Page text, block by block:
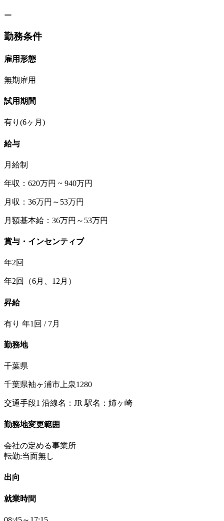
ー
勤務条件
雇用形態
無期雇用
試用期間
有り(6ヶ月)
給与
月給制
年収：620万円 ~ 940万円
月収：36万円～53万円
月額基本給：36万円～53万円
賞与・インセンティブ
年2回
年2回（6⽉、12⽉）
昇給
有り 年1回 / 7月
勤務地
千葉県
千葉県袖ヶ浦市上泉1280
交通手段1 沿線名：JR 駅名：姉ヶ崎
勤務地変更範囲
会社の定める事業所
転勤:当面無し
出向
就業時間